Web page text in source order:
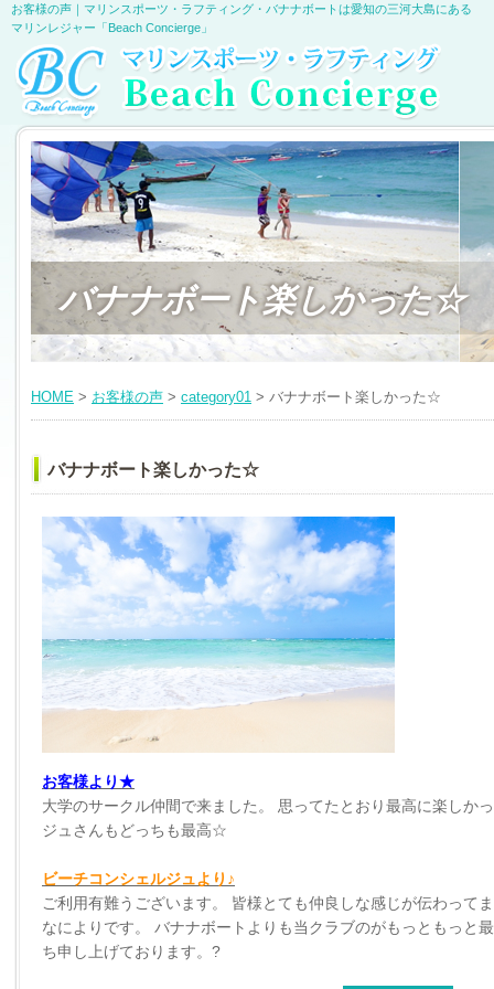
お客様の声｜マリンスポーツ・ラフティング・バナナボートは愛知の三河大島にある
マリンレジャー「Beach Concierge」
バナナボート楽しかった☆
HOME > お客様の声 > category01 > バナナボート楽しかった☆
バナナボート楽しかった☆
お客様より★
大学のサークル仲間で来ました。 思ってたとおり最高に楽しか
ジュさんもどっちも最高☆
ビーチコンシェルジュより♪
ご利用有難うございます。 皆様とても仲良しな感じが伝わって
なによりです。 バナナボートよりも当クラブのがもっともっと
ち申し上げております。?